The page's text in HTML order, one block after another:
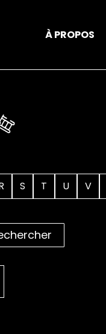
À PROPOS
S T U V